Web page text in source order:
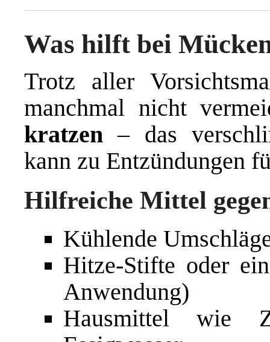
Was hilft bei
Trotz aller
manchmal nicht
kratzen – das
kann zu Entzündungen
Hilfreiche Mittel
Kühlende
Hitze-Stifte oder
Anwendung)
Hausmittel wie